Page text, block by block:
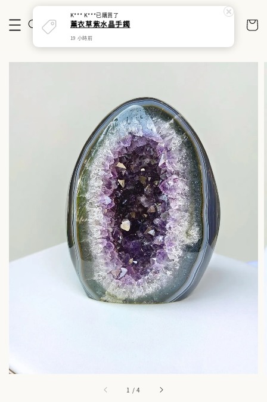
1 /4
K*** K***已購買了
薰衣草紫水晶手鐲
19 小時前